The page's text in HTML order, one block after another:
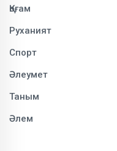
Қоғам
Руханият
Спорт
Әлеумет
Таным
Әлем